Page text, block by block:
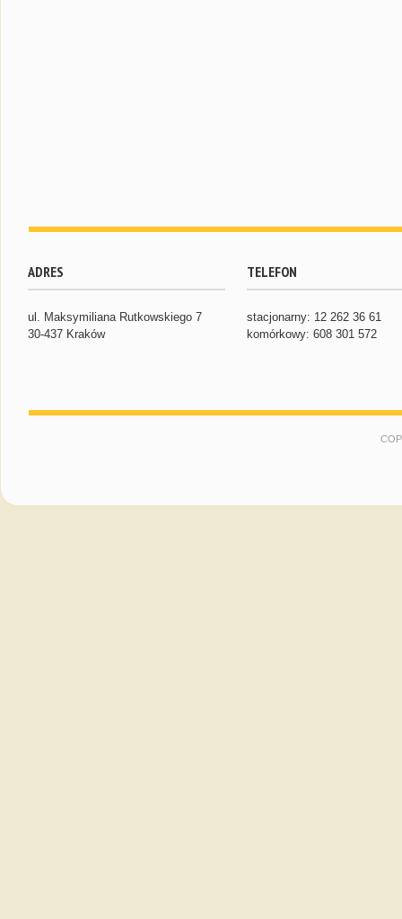
ADRES
ul. Maksymiliana Rutkowskiego 7
30-437 Kraków
TELEFON
stacjonarny: 12 262 36 61
komórkowy: 608 301 572